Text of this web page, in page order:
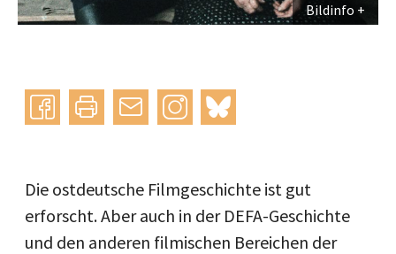
Bildinfo
Instagram
bluesky
Die ostdeutsche Filmgeschichte ist gut
erforscht. Aber auch in der DEFA-Geschichte
und den anderen filmischen Bereichen der